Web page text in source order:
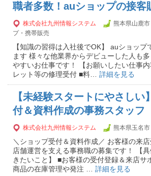
職者多数！auショップの接客
株式会社九州情報システム 熊本県山鹿市
プ・携帯販売
【知識の習得は入社後でOK】 auショップ
ます 様々な他業界からデビューした人も
やすいお仕事です！ 【お願いしたい仕事
レット等の修理受付 ■料… 詳細を見る
【未経験スタートにやさしい
付＆資料作成の事務スタッフ
株式会社九州情報システム 熊本県玉名市
＼ショップ受付＆資料作成／ お客様の来
店舗運営を支える事務職の募集です！ 【
きたいこと】 ■お客様の受付登録＆来店サ
商品の在庫管理や発注 … 詳細を見る